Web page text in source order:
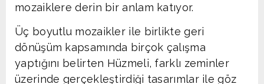
mozaiklere derin bir anlam katıyor.
Üç boyutlu mozaikler ile birlikte geri
dönüşüm kapsamında birçok çalışma
yaptığını belirten Hüzmeli, farklı zeminler
üzerinde gerçekleştirdiği tasarımlar ile göz